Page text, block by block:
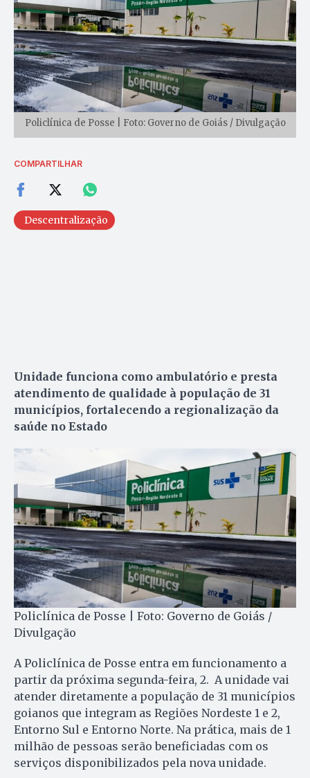
Policlínica de Posse | Foto: Governo de Goiás / Divulgação
COMPARTILHAR
Descentralização
Unidade funciona como ambulatório e presta
atendimento de qualidade à população de 31
municípios, fortalecendo a regionalização da
saúde no Estado
Policlínica de Posse | Foto: Governo de Goiás /
Divulgação
A Policlínica de Posse entra em funcionamento a
partir da próxima segunda-feira, 2. A unidade vai
atender diretamente a população de 31 municípios
goianos que integram as Regiões Nordeste 1 e 2,
Entorno Sul e Entorno Norte. Na prática, mais de 1
milhão de pessoas serão beneficiadas com os
serviços disponibilizados pela nova unidade.